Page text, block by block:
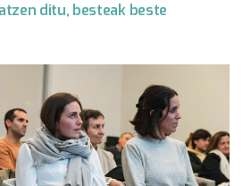
ditu, besteak beste